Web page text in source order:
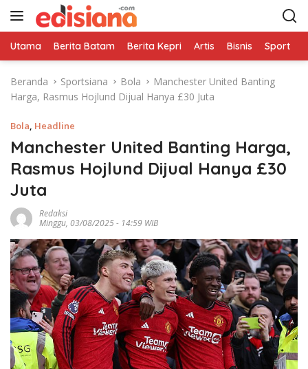
Utama Berita Batam Berita Kepri Artis Bisnis Sport
Beranda Sportsiana Bola
Manchester United Banting
Harga, Rasmus Hojlund Dijual Hanya £30 Juta
Bola, Headline
Manchester United Banting Harga,
Rasmus Hojlund Dijual Hanya £30
Juta
Redaksi
Minggu, 03/08/2025 - 14:59 WIB